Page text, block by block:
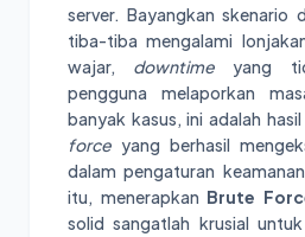
server. Bayangkan skenario
tiba-tiba mengalami
wajar, downtime yang
pengguna melaporkan
banyak kasus, ini adalah
force yang berhasil
dalam pengaturan
itu, menerapkan Brute
solid sangatlah krusial